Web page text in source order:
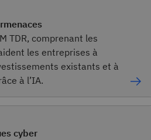
TDR, comprenant les
les entreprises à
existants et à
à l’IA.
cyber